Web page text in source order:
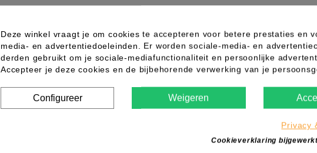
Deze winkel vraagt je om cookies te accepteren voor betere prestaties en
media- en advertentiedoeleinden. Er worden sociale-media- en
derden gebruikt om je sociale-mediafunctionaliteit en persoonlijke
Accepteer je deze cookies en de bijbehorende verwerking van je
Configureer Weigeren
Privacy
Cookieverklaring